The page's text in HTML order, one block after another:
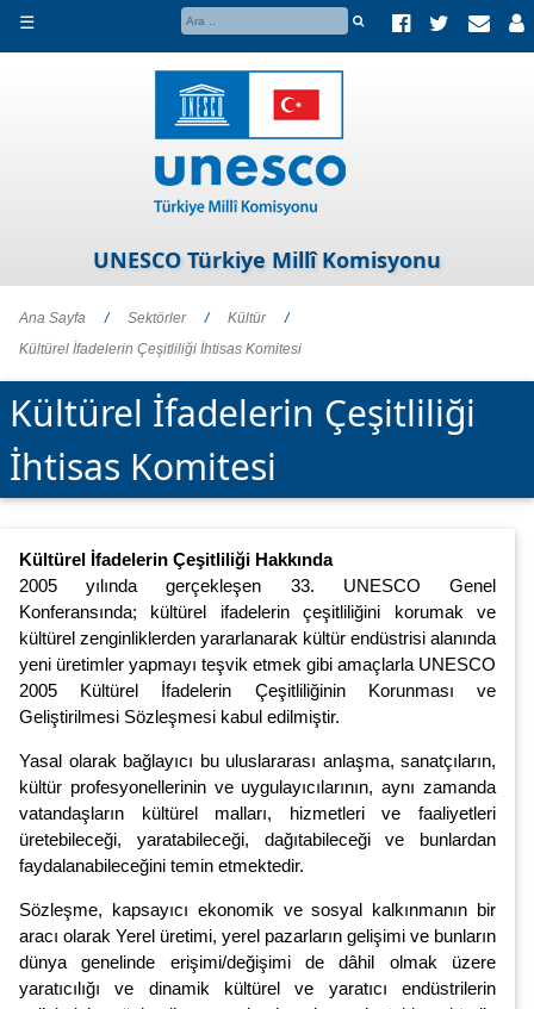
☰
UNESCO Türkiye Millî Komisyonu
Ana Sayfa / Sektörler / Kültür
/
Kültürel İfadelerin Çeşitliliği İhtisas Komitesi
Kültürel İfadelerin Çeşitliliği
İhtisas Komitesi
Kültürel İfadelerin Çeşitliliği Hakkında
2005 yılında gerçekleşen 33. UNESCO Genel
Konferansında; kültürel ifadelerin çeşitliliğini korumak ve
kültürel zenginliklerden yararlanarak kültür endüstrisi alanında
yeni üretimler yapmayı teşvik etmek gibi amaçlarla UNESCO
2005 Kültürel İfadelerin Çeşitliliğinin Korunması ve
Geliştirilmesi Sözleşmesi kabul edilmiştir.
Yasal olarak bağlayıcı bu uluslararası anlaşma, sanatçıların,
kültür profesyonellerinin ve uygulayıcılarının, aynı zamanda
vatandaşların kültürel malları, hizmetleri ve faaliyetleri
üretebileceği, yaratabileceği, dağıtabileceği ve bunlardan
faydalanabileceğini temin etmektedir.
Sözleşme, kapsayıcı ekonomik ve sosyal kalkınmanın bir
aracı olarak Yerel üretimi, yerel pazarların gelişimi ve bunların
dünya genelinde erişimi/değişimi de dâhil olmak üzere
yaratıcılığı ve dinamik kültürel ve yaratıcı endüstrilerin